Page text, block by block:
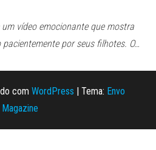
vídeo emocionante que mostra
por seus filhotes. O…
com WordPress | Tema: Envo
Magazine